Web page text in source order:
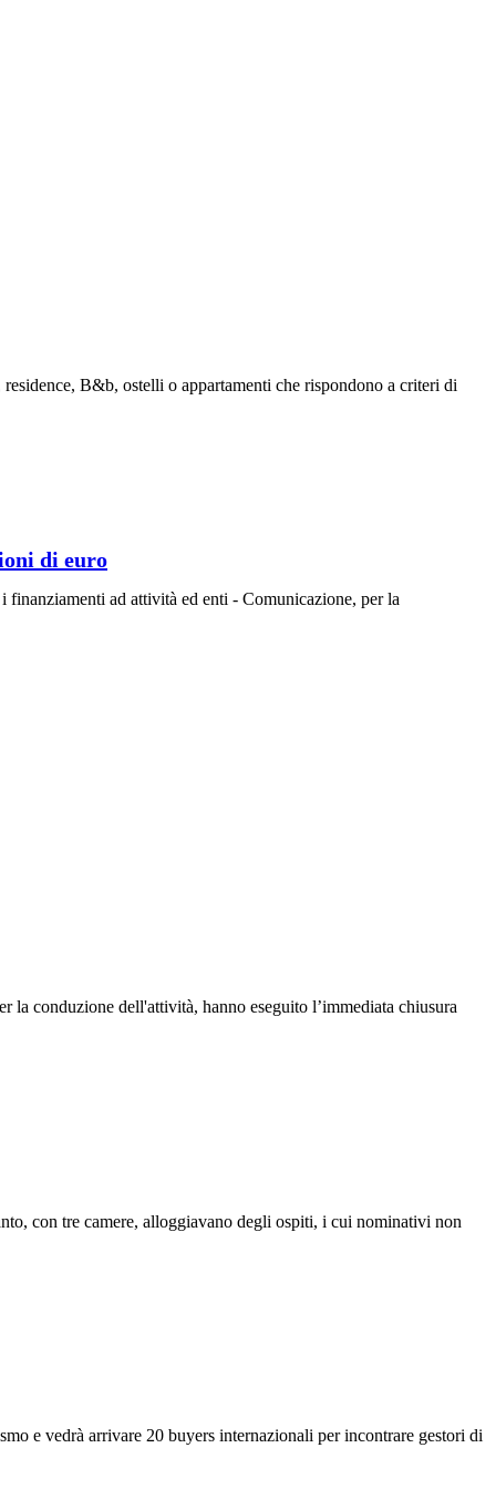
B&b, ostelli o appartamenti che rispondono a criteri di
di euro
ad attività ed enti - Comunicazione, per la
la conduzione dell'attività, hanno eseguito l’immediata chiusura
con tre camere, alloggiavano degli ospiti, i cui nominativi non
e vedrà arrivare 20 buyers internazionali per incontrare gestori di